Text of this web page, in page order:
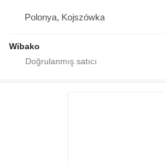
Polonya, Kojszówka
Wibako